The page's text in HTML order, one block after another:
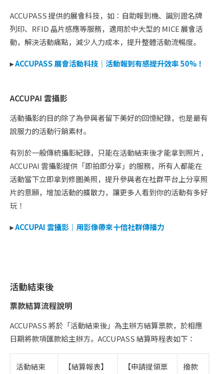
ACCUPASS 提供的展會科技，如：自助報到機、識別證名牌
列印、RFID 晶片感應等服務，適用於中大型的 MICE 展會活
動，解決活動痛點，減少人力成本，提升整體活動流暢度。
▸ACCUPASS 展會活動科技｜活動報到有感提升效率 50%！
ACCUPAI 雲攝影
活動攝影的目的除了為參與者留下美好的回憶紀錄，也是最有
說服力的活動行銷素材。
有別於一般傳統攝影紀錄，只能在活動結束後才能拿到照片，
ACCUPAI 雲攝影提供「即拍即分享」的服務，所有人都能在
活動當下立即拿到修圖美照，提升參與者在社群平台上分享照
片的意願，增加活動的擴散力，讓更多人看到你的活動有多好
玩！
▸ACCUPAI 雲攝影｜用影像帶來十倍社群傳播力
活動結束後
票款結算流程說明
ACCUPASS 將於「活動結束後」為主辦方結算票款，於相應
日期將款項匯款給主辦方。ACCUPASS 結算時程表如下：
活動結束
【結算報表】
【申請提領票
撥款